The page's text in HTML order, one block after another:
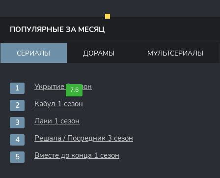
ПОПУЛЯРНЫЕ ЗА МЕСЯЦ
СЕРИАЛЫ ДОРАМЫ МУЛЬТСЕРИАЛЫ
7.6
Укрытие 3 сезон
Кабул 1 сезон
Лаки 1 сезон
Решала / Посредник 3 сезон
Вместе до конца 1 сезон